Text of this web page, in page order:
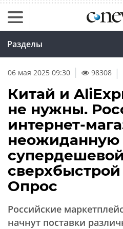
Разделы
06 мая 2025 09:30 98308 |
Китай и
не нужны.
интернет-
неожиданную
Опрос
Российские
начнут поставки